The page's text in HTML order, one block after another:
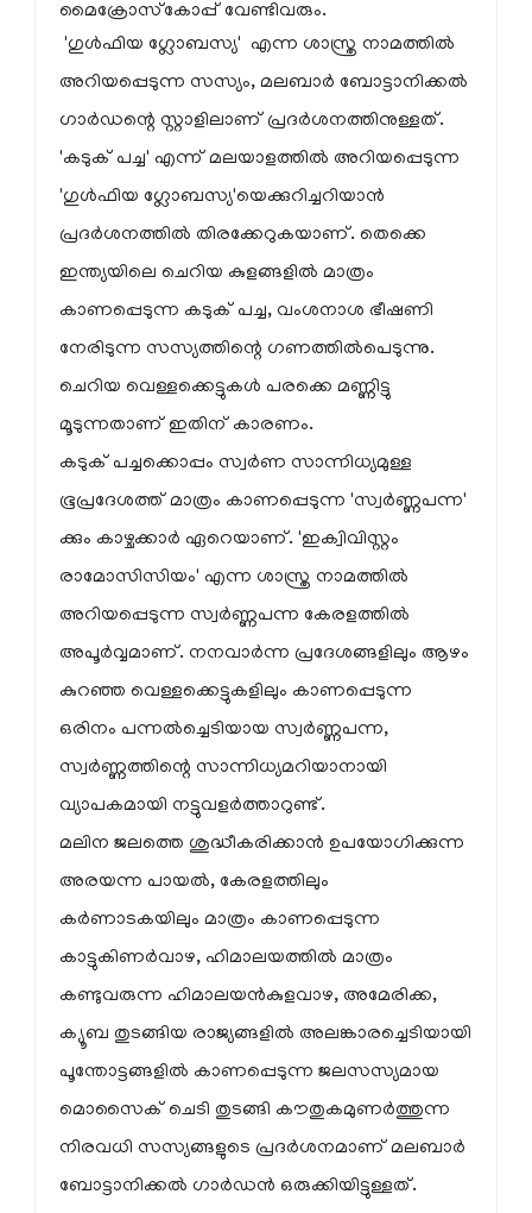
മൈക്രോസ്‌കോപ്പ് വേണ്ടിവരും.
'ഗുള്‍ഫിയ ഗ്ലോബസ്യ' എന്ന ശാസ്ത്ര നാമത്തില്‍
അറിയപ്പെടുന്ന സസ്യം, മലബാര്‍ ബോട്ടാനിക്കല്‍
ഗാര്‍ഡന്റെ സ്റ്റാളിലാണ് പ്രദര്‍ശനത്തിനുള്ളത്.
'കടുക് പച്ച' എന്ന് മലയാളത്തില്‍ അറിയപ്പെടുന്ന
'ഗുള്‍ഫിയ ഗ്ലോബസ്യ'യെക്കുറിച്ചറിയാന്‍
പ്രദര്‍ശനത്തില്‍ തിരക്കേറുകയാണ്. തെക്കെ
ഇന്ത്യയിലെ ചെറിയ കുളങ്ങളില്‍ മാത്രം
കാണപ്പെടുന്ന കടുക് പച്ച, വംശനാശ ഭീഷണി
നേരിടുന്ന സസ്യത്തിന്റെ ഗണത്തില്‍പെടുന്നു.
ചെറിയ വെള്ളക്കെട്ടുകള്‍ പരക്കെ മണ്ണിട്ടു
മൂടുന്നതാണ് ഇതിന് കാരണം.
കടുക് പച്ചക്കൊപ്പം സ്വര്‍ണ സാന്നിധ്യമുള്ള
ഭൂപ്രദേശത്ത് മാത്രം കാണപ്പെടുന്ന 'സ്വര്‍ണ്ണപന്ന'
ക്കും കാഴ്ചക്കാര്‍ ഏറെയാണ്. 'ഇക്വിവിസ്റ്റം
രാമോസിസിയം' എന്ന ശാസ്ത്ര നാമത്തില്‍
അറിയപ്പെടുന്ന സ്വര്‍ണ്ണപന്ന കേരളത്തില്‍
അപൂര്‍വ്വമാണ്. നനവാര്‍ന്ന പ്രദേശങ്ങളിലും ആഴം
കുറഞ്ഞ വെള്ളക്കെട്ടുകളിലും കാണപ്പെടുന്ന
ഒരിനം പന്നല്‍ച്ചെടിയായ സ്വര്‍ണ്ണപന്ന,
സ്വര്‍ണ്ണത്തിന്റെ സാന്നിധ്യമറിയാനായി
വ്യാപകമായി നട്ടുവളര്‍ത്താറുണ്ട്.
മലിന ജലത്തെ ശുദ്ധീകരിക്കാന്‍ ഉപയോഗിക്കുന്ന
അരയന്ന പായല്‍, കേരളത്തിലും
കര്‍ണാടകയിലും മാത്രം കാണപ്പെടുന്ന
കാട്ടുകിണര്‍വാഴ, ഹിമാലയത്തില്‍ മാത്രം
കണ്ടുവരുന്ന ഹിമാലയന്‍കുളവാഴ, അമേരിക്ക,
ക്യൂബ തുടങ്ങിയ രാജ്യങ്ങളില്‍ അലങ്കാരച്ചെടിയായി
പൂന്തോട്ടങ്ങളില്‍ കാണപ്പെടുന്ന ജലസസ്യമായ
മൊസൈക് ചെടി തുടങ്ങി കൗതുകമുണര്‍ത്തുന്ന
നിരവധി സസ്യങ്ങളുടെ പ്രദര്‍ശനമാണ് മലബാര്‍
ബോട്ടാനിക്കല്‍ ഗാര്‍ഡന്‍ ഒരുക്കിയിട്ടുള്ളത്.